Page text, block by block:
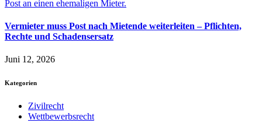
Vermieter muss Post nach Mietende weiterleiten – Pflichten,
Rechte und Schadensersatz
Juni 12, 2026
Kategorien
Zivilrecht
Wettbewerbsrecht